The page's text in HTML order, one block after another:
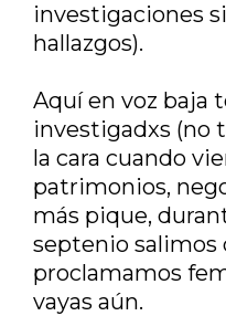
investigaciones
hallazgos).
Aquí en voz baja
investigadxs (no
la cara cuando
patrimonios,
más pique,
septenio salimos
proclamamos
vayas aún.